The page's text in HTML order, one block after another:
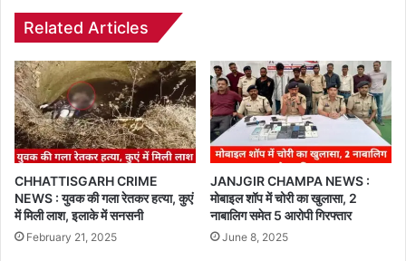
Related Articles
CHHATTISGARH CRIME
NEWS : युवक की गला रेतकर हत्या, कुएं
में मिली लाश, इलाके में सनसनी
February 21, 2025
JANJGIR CHAMPA NEWS :
मोबाइल शॉप में चोरी का खुलासा, 2
नाबालिग समेत 5 आरोपी गिरफ्तार
June 8, 2025